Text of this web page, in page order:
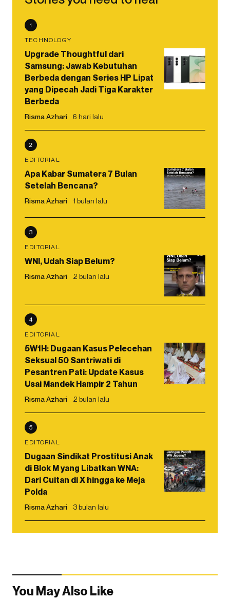
1
TECHNOLOGY
Upgrade Thoughtful dari
Samsung: Jawab Kebutuhan
Berbeda dengan Series HP Lipat
yang Dipecah Jadi Tiga Karakter
Berbeda
Risma Azhari 6 hari lalu
2
EDITORIAL
Apa Kabar Sumatera 7 Bulan
Setelah Bencana?
Risma Azhari 1 bulan lalu
3
EDITORIAL
WNI, Udah Siap Belum?
Risma Azhari 2 bulan lalu
4
EDITORIAL
5W1H: Dugaan Kasus Pelecehan
Seksual 50 Santriwati di
Pesantren Pati: Update Kasus
Usai Mandek Hampir 2 Tahun
Risma Azhari 2 bulan lalu
5
EDITORIAL
Dugaan Sindikat Prostitusi Anak
di Blok M yang Libatkan WNA:
Dari Cuitan di X hingga ke Meja
Polda
Risma Azhari 3 bulan lalu
You May Also Like